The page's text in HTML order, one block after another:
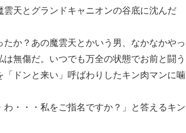
天とグランドキャニオンの谷底に沈んだ
か？あの魔雲天とかいう男、なかなかやっ
無傷だ。いつでも万全の状態でお前と闘う
ドンと来い」呼ばわりしたキン肉マンに噛
・・・私をご指名ですか？」と答えるキン